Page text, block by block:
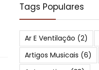
Tags Populares
Ar E Ventilação (2)
Artigos Musicais (6)